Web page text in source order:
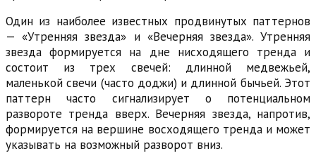
Один из наиболее известных продвинутых паттернов
— «Утренняя звезда» и «Вечерняя звезда». Утренняя
звезда формируется на дне нисходящего тренда и
состоит из трех свечей: длинной медвежьей,
маленькой свечи (часто доджи) и длинной бычьей. Этот
паттерн часто сигнализирует о потенциальном
развороте тренда вверх. Вечерняя звезда, напротив,
формируется на вершине восходящего тренда и может
указывать на возможный разворот вниз.